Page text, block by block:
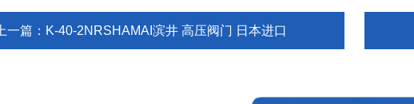
上一篇： K-40-2NRSHAMAI滨井 高压阀门 日本进口